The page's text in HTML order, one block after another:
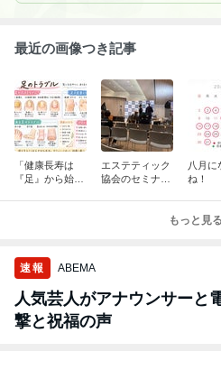
最近の画像つき記事
「健康長寿は
『足』から始ま
エステティック
協会のセミナー
八月に
ね！
もっと見る
速報 ABEMA
人気芸人がアナウンサーと
撃と祝福の声